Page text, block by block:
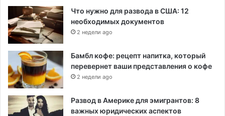
Что нужно для развода в США: 12
необходимых документов
2 недели ago
Бамбл кофе: рецепт напитка, который
перевернет ваши представления о кофе
2 недели ago
Развод в Америке для эмигрантов: 8
важных юридических аспектов